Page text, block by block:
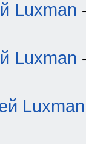
Luxman
Luxman
Luxman